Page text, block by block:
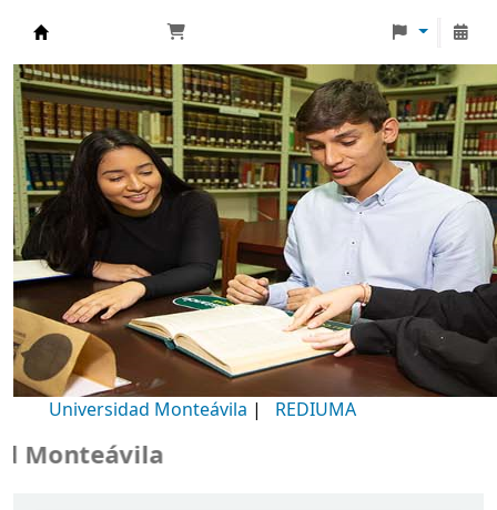
Biblioteca Universidad Monteávila
Universidad Monteávila | REDIUMA